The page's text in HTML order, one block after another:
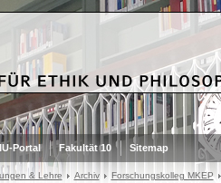
Portal Fakultät 10 Sitemap
& Lehre Archiv Forschungskolleg MKEP